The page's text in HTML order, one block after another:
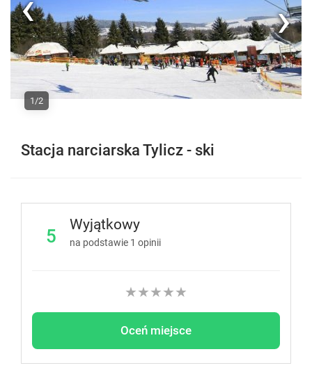
1/2
Stacja narciarska Tylicz - ski
5
Wyjątkowy
na podstawie 1 opinii
★
★
★
★
★
Oceń miejsce